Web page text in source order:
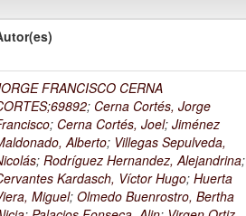
FRANCISCO CERNA
; Cerna Cortés, Jorge
; Cerna Cortés, Joel;Jiménez
Alberto; Villegas Sepulveda,
;Rodríguez Hernandez, Alejandrina;
Kardasch, Víctor Hugo;Huerta
Miguel;Olmedo Buenrostro, Bertha